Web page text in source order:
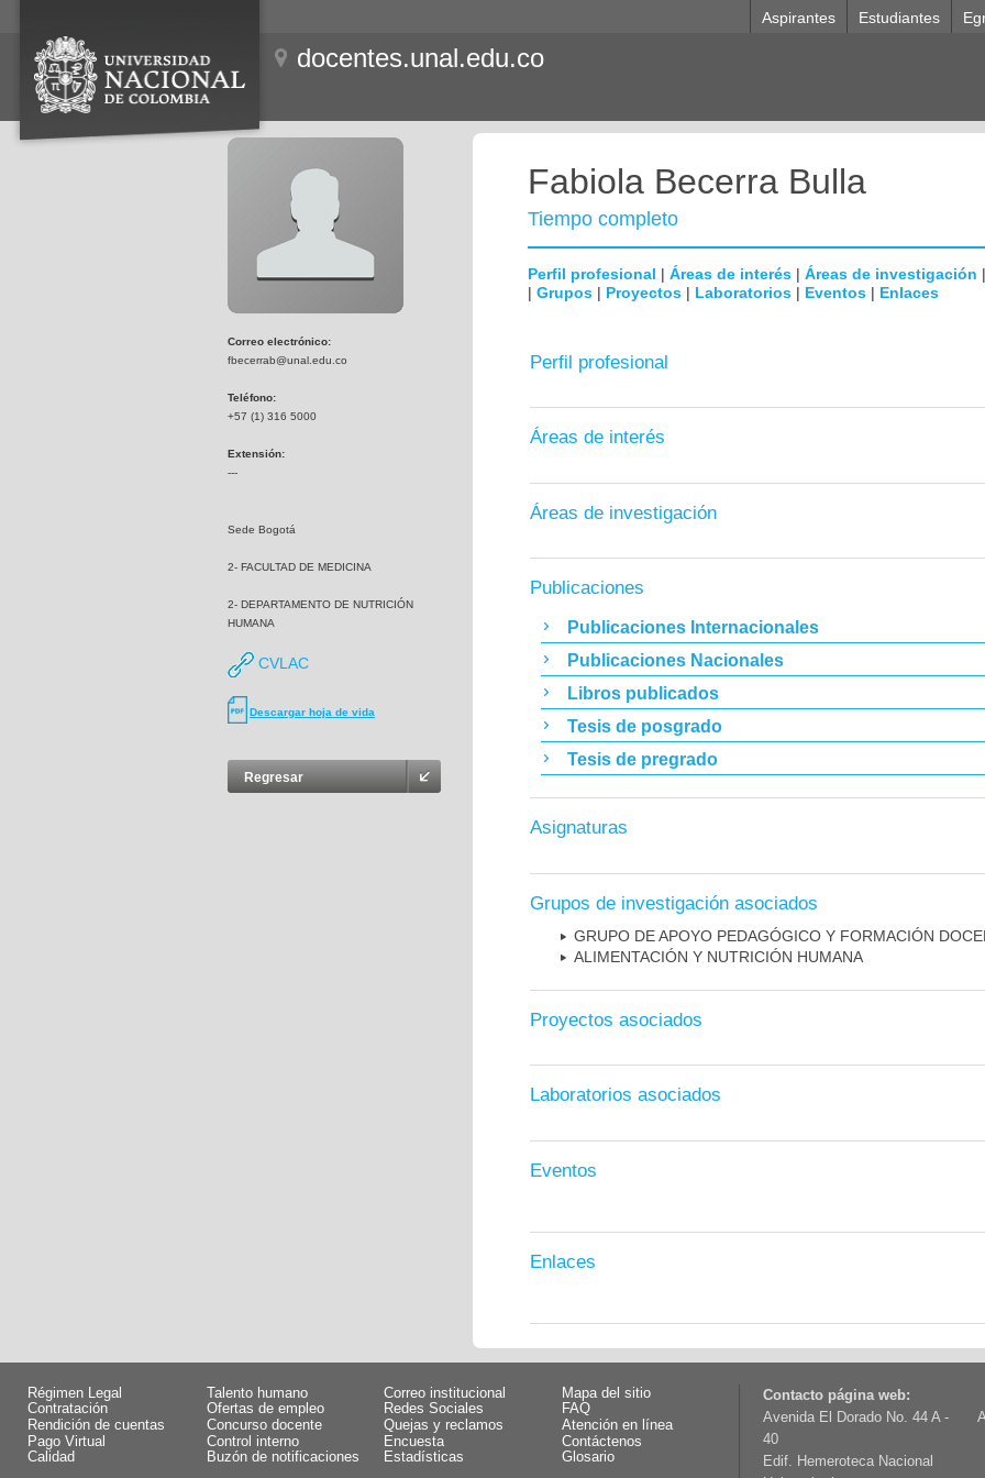
Aspirantes Estudiantes
docentes.unal.edu.co
Correo electrónico:
fbecerrab@unal.edu.co
Teléfono:
+57 (1) 316 5000
Extensión:
---
Sede Bogotá
2- FACULTAD DE MEDICINA
2- DEPARTAMENTO DE NUTRICIÓN
HUMANA
CVLAC
Descargar hoja de vida
Regresar
Fabiola Becerra Bulla
Tiempo completo
Perfil profesional | Áreas de interés | Áreas de investigación
| Grupos | Proyectos | Laboratorios | Eventos | Enlaces
Perfil profesional
Áreas de interés
Áreas de investigación
Publicaciones
Publicaciones Internacionales
Publicaciones Nacionales
Libros publicados
Tesis de posgrado
Tesis de pregrado
Asignaturas
Grupos de investigación asociados
GRUPO DE APOYO PEDAGÓGICO Y FORMACIÓN
ALIMENTACIÓN Y NUTRICIÓN HUMANA
Proyectos asociados
Laboratorios asociados
Eventos
Enlaces
Régimen Legal
Talento humano
Contratación
Ofertas de empleo
Rendición de cuentas
Concurso docente
Pago Virtual
Control interno
Calidad
Buzón de notificaciones
Correo institucional
Mapa del sitio
Redes Sociales
FAQ
Quejas y reclamos
Atención en línea
Encuesta
Contáctenos
Estadísticas
Glosario
Contacto página web:
Avenida El Dorado No. 44 A -
40
Edif. Hemeroteca Nacional